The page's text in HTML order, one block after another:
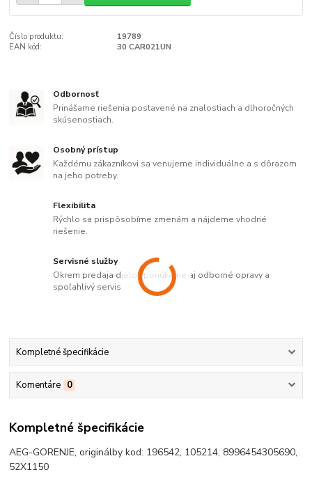
Číslo produktu:
19789
EAN kód:
30 CAR021UN
Odbornosť
Prinášame riešenia postavené na znalostiach a dlhoročných
skúsenostiach.
Osobný prístup
Každému zákazníkovi sa venujeme individuálne a s dôrazom
na jeho potreby.
Flexibilita
Rýchlo sa prispôsobíme zmenám a nájdeme vhodné
riešenie.
Servisné služby
Okrem predaja dielov ponúkame aj odborné opravy a
spoľahlivý servis.
Kompletné špecifikácie
Komentáre 0
Kompletné špecifikácie
AEG-GORENJE, originálby kod: 196542, 105214, 8996454305690,
52X1150